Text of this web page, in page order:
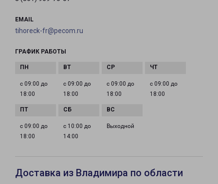
EMAIL
tihoreck-fr@pecom.ru
ГРАФИК РАБОТЫ
с 09:00 до
18:00
с 09:00 до
18:00
с 09:00 до
18:00
с 09:00 до
18:00
с 09:00 до
18:00
с 10:00 до
14:00
Выходной
Доставка из Владимира по области